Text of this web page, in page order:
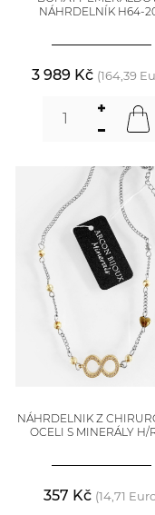
NÁHRDELNÍK H64-
3 989 Kč (164,39
NÁHRDELNIK Z
OCELI S MINERÁLY H/
357 Kč (14,71